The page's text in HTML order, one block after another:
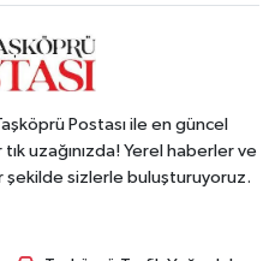
Postası ile en güncel
uzağınızda! Yerel haberler ve
şekilde sizlerle buluşturuyoruz.